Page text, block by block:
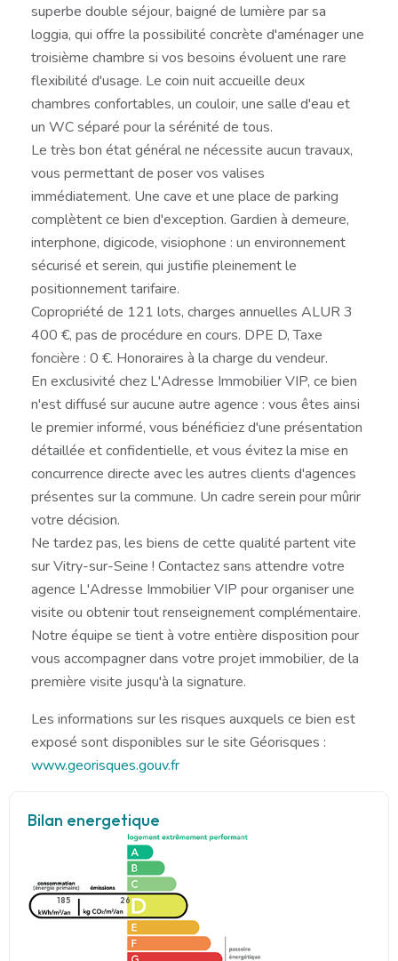
superbe double séjour, baigné de lumière par sa
loggia, qui offre la possibilité concrète d'aménager une
troisième chambre si vos besoins évoluent une rare
flexibilité d'usage. Le coin nuit accueille deux
chambres confortables, un couloir, une salle d'eau et
un WC séparé pour la sérénité de tous.
Le très bon état général ne nécessite aucun travaux,
vous permettant de poser vos valises
immédiatement. Une cave et une place de parking
complètent ce bien d'exception. Gardien à demeure,
interphone, digicode, visiophone : un environnement
sécurisé et serein, qui justifie pleinement le
positionnement tarifaire.
Copropriété de 121 lots, charges annuelles ALUR 3
400 €, pas de procédure en cours. DPE D, Taxe
foncière : 0 €. Honoraires à la charge du vendeur.
En exclusivité chez L'Adresse Immobilier VIP, ce bien
n'est diffusé sur aucune autre agence : vous êtes ainsi
le premier informé, vous bénéficiez d'une présentation
détaillée et confidentielle, et vous évitez la mise en
concurrence directe avec les autres clients d'agences
présentes sur la commune. Un cadre serein pour mûrir
votre décision.
Ne tardez pas, les biens de cette qualité partent vite
sur Vitry-sur-Seine ! Contactez sans attendre votre
agence L'Adresse Immobilier VIP pour organiser une
visite ou obtenir tout renseignement complémentaire.
Notre équipe se tient à votre entière disposition pour
vous accompagner dans votre projet immobilier, de la
première visite jusqu'à la signature.
Les informations sur les risques auxquels ce bien est
exposé sont disponibles sur le site Géorisques :
www.georisques.gouv.fr
Bilan energetique
185 26